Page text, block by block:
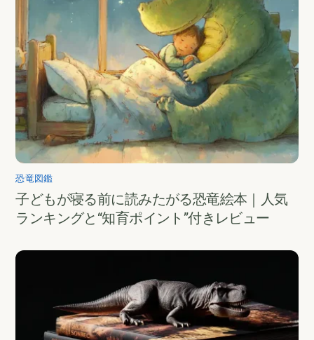
恐竜図鑑
子どもが寝る前に読みたがる恐竜絵本｜人気
ランキングと“知育ポイント”付きレビュー